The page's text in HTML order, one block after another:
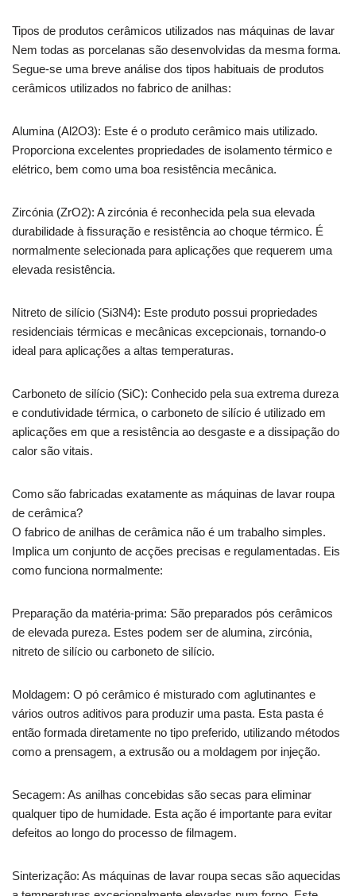
Tipos de produtos cerâmicos utilizados nas máquinas de lavar
Nem todas as porcelanas são desenvolvidas da mesma forma.
Segue-se uma breve análise dos tipos habituais de produtos
cerâmicos utilizados no fabrico de anilhas:
Alumina (Al2O3): Este é o produto cerâmico mais utilizado.
Proporciona excelentes propriedades de isolamento térmico e
elétrico, bem como uma boa resistência mecânica.
Zircónia (ZrO2): A zircónia é reconhecida pela sua elevada
durabilidade à fissuração e resistência ao choque térmico. É
normalmente selecionada para aplicações que requerem uma
elevada resistência.
Nitreto de silício (Si3N4): Este produto possui propriedades
residenciais térmicas e mecânicas excepcionais, tornando-o
ideal para aplicações a altas temperaturas.
Carboneto de silício (SiC): Conhecido pela sua extrema dureza
e condutividade térmica, o carboneto de silício é utilizado em
aplicações em que a resistência ao desgaste e a dissipação do
calor são vitais.
Como são fabricadas exatamente as máquinas de lavar roupa
de cerâmica?
O fabrico de anilhas de cerâmica não é um trabalho simples.
Implica um conjunto de acções precisas e regulamentadas. Eis
como funciona normalmente:
Preparação da matéria-prima: São preparados pós cerâmicos
de elevada pureza. Estes podem ser de alumina, zircónia,
nitreto de silício ou carboneto de silício.
Moldagem: O pó cerâmico é misturado com aglutinantes e
vários outros aditivos para produzir uma pasta. Esta pasta é
então formada diretamente no tipo preferido, utilizando métodos
como a prensagem, a extrusão ou a moldagem por injeção.
Secagem: As anilhas concebidas são secas para eliminar
qualquer tipo de humidade. Esta ação é importante para evitar
defeitos ao longo do processo de filmagem.
Sinterização: As máquinas de lavar roupa secas são aquecidas